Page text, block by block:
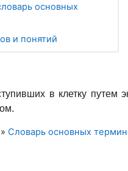
основных
и понятий
в клетку путем
» Словарь основных